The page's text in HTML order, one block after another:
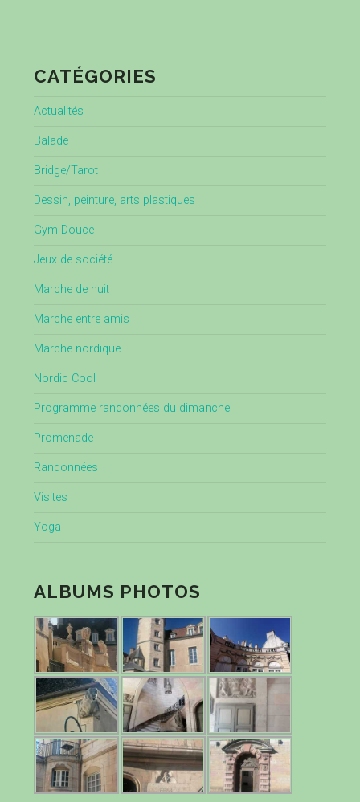
CATÉGORIES
Actualités
Balade
Bridge/Tarot
Dessin, peinture, arts plastiques
Gym Douce
Jeux de société
Marche de nuit
Marche entre amis
Marche nordique
Nordic Cool
Programme randonnées du dimanche
Promenade
Randonnées
Visites
Yoga
ALBUMS PHOTOS